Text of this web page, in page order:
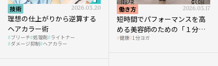
技術 2026.03.20
理想の仕上がりから逆算する
ヘアカラー術
ブリーチ 処理剤 ライトナー
ダメージ抑制 ヘアカラー
働き方 2026.03.17
短時間でパフォーマンスを高
める美容師のための「１分ヨ
ガ」講座｜実践編
健康 1分ヨガ